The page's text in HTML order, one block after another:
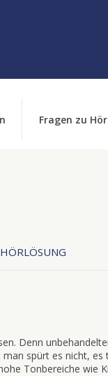
Fragen zu
Denn
spürt es nicht,
Tonbereiche wie